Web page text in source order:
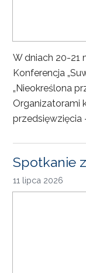
W dniach 20-21
Konferencja
„Nieokreślona
Organizatorami
przedsięwzięcia
Spotkanie
11 lipca 2026